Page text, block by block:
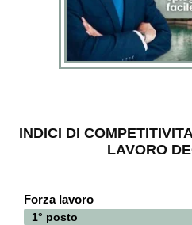
INDICI DI
LAVORO
Forza lavoro
1° posto